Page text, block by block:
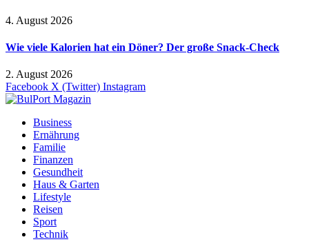
4. August 2026
Wie viele Kalorien hat ein Döner? Der große Snack-Check
2. August 2026
Facebook X (Twitter) Instagram
Business
Ernährung
Familie
Finanzen
Gesundheit
Haus & Garten
Lifestyle
Reisen
Sport
Technik